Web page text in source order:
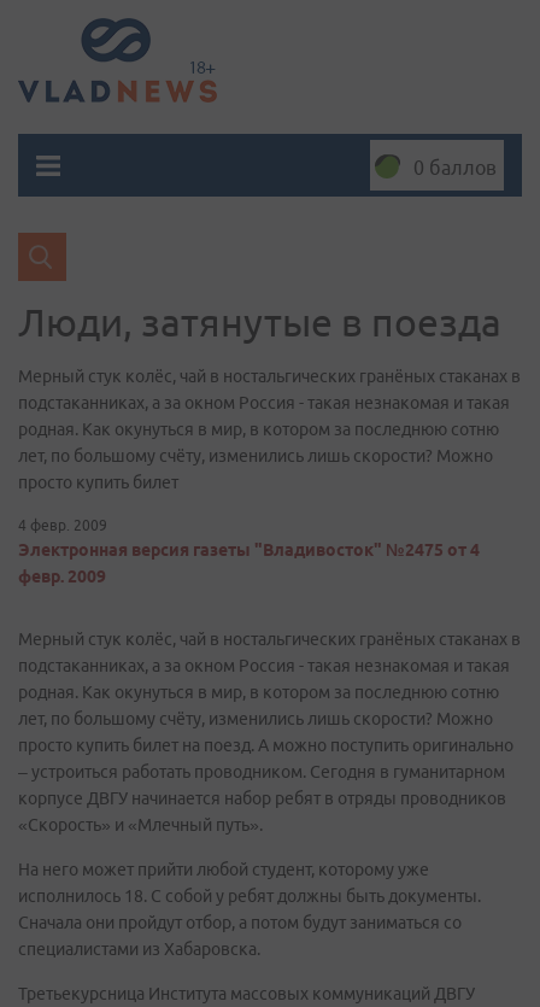
0 баллов
Люди, затянутые в поезда
Мерный стук колёс, чай в ностальгических гранёных стаканах в
подстаканниках, а за окном Россия - такая незнакомая и такая
родная. Как окунуться в мир, в котором за последнюю сотню
лет, по большому счёту, изменились лишь скорости? Можно
просто купить билет
4 февр. 2009
Электронная версия газеты "Владивосток" №2475 от 4
февр. 2009
Мерный стук колёс, чай в ностальгических гранёных стаканах в
подстаканниках, а за окном Россия - такая незнакомая и такая
родная. Как окунуться в мир, в котором за последнюю сотню
лет, по большому счёту, изменились лишь скорости? Можно
просто купить билет на поезд. А можно поступить оригинально
– устроиться работать проводником. Сегодня в гуманитарном
корпусе ДВГУ начинается набор ребят в отряды проводников
«Скорость» и «Млечный путь».
На него может прийти любой студент, которому уже
исполнилось 18. С собой у ребят должны быть документы.
Сначала они пройдут отбор, а потом будут заниматься со
специалистами из Хабаровска.
Третьекурсница Института массовых коммуникаций ДВГУ